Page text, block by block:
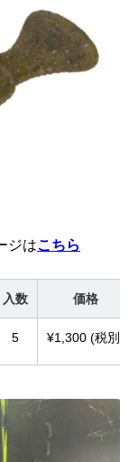
ジはこちら
入数 価格
5 ¥1,300 (税別)